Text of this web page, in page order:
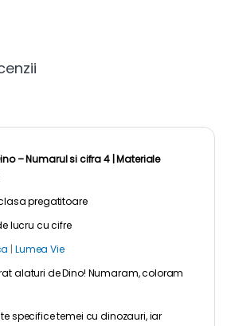
– Numarul si cifra 4 |Materiale
pregatitoare
lucru cu cifre
| Lumea Vie
alaturi de Dino! Numaram, coloram
specifice temei cu dinozauri, iar